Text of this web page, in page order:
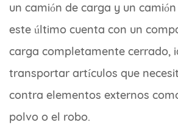
un camión de carga y un
este último cuenta con un
carga completamente cerrado,
transportar artículos que
contra elementos externos
polvo o el robo.